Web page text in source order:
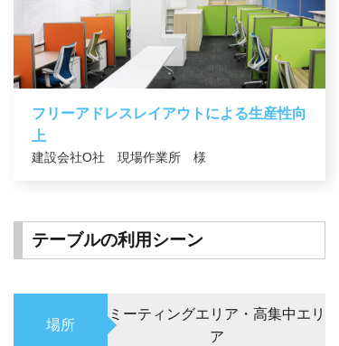
フリーアドレスレイアウトによる生産性向
上
建設会社O社 現場作業所 様
テーブルの利用シーン
場所
ミーティングエリア・高集中エリ
ア